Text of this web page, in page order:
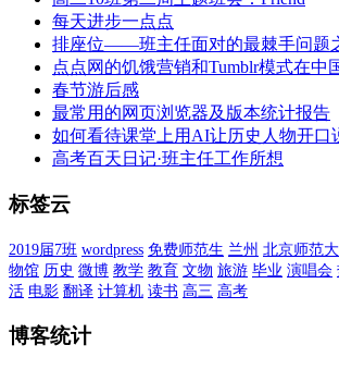
每天进步一点点
排座位——班主任面对的最棘手问题
点点网的饥饿营销和Tumblr模式在中
春节游后感
最常用的网页浏览器及版本统计报告
如何看待课堂上用AI让历史人物开口
高考百天日记·班主任工作所想
标签云
2019届7班 wordpress 免费师范生 兰州 北京师范
物馆 历史 微博 教学 教育 文物 旅游 毕业 演唱会
活 电影 翻译 计算机 读书 高三 高考
博客统计